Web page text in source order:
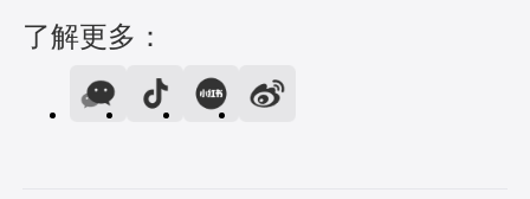
了解更多：